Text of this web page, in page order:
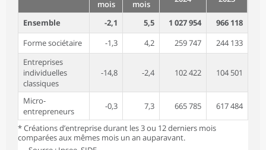
mois
mois
Ensemble -2,1 5,5 1 027 954
966 118
Forme sociétaire
-1,3 4,2 259 747
244 133
Entreprises
individuelles
classiques
-14,8 -2,4 102 422 104 501
Micro-
entrepreneurs
-0,3 7,3 665 785 617 484
* Créations d’entreprise durant les 3 ou 12 derniers mois
comparées aux mêmes mois un an auparavant.